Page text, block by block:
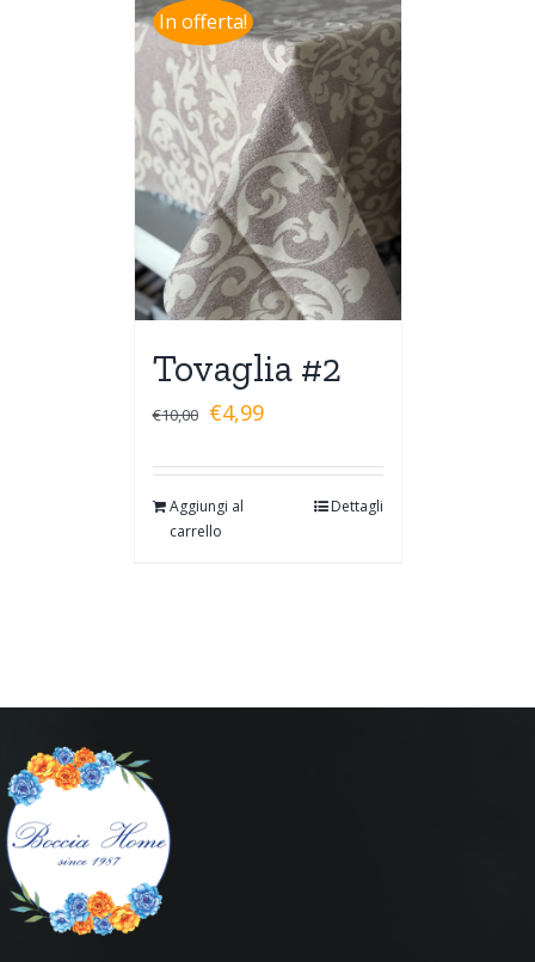
In offerta!
Tovaglia #2
€10,00 €4,99
Aggiungi al
carrello
Dettagli